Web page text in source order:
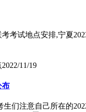
考试地点安排,宁夏
2022/11/19
布
们注意自己所在的